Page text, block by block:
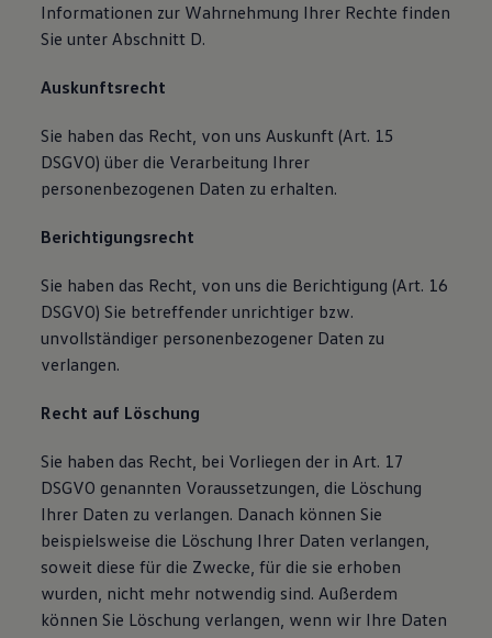
Informationen zur Wahrnehmung Ihrer Rechte finden
Sie unter Abschnitt D.
Auskunftsrecht
Sie haben das Recht, von uns Auskunft (Art. 15
DSGVO) über die Verarbeitung Ihrer
personenbezogenen Daten zu erhalten.
Berichtigungsrecht
Sie haben das Recht, von uns die Berichtigung (Art. 16
DSGVO) Sie betreffender unrichtiger bzw.
unvollständiger personenbezogener Daten zu
verlangen.
Recht auf Löschung
Sie haben das Recht, bei Vorliegen der in Art. 17
DSGVO genannten Voraussetzungen, die Löschung
Ihrer Daten zu verlangen. Danach können Sie
beispielsweise die Löschung Ihrer Daten verlangen,
soweit diese für die Zwecke, für die sie erhoben
wurden, nicht mehr notwendig sind. Außerdem
können Sie Löschung verlangen, wenn wir Ihre Daten